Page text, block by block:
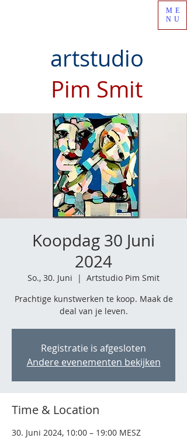
artstudio
Pim Smit
ME
NU
Koopdag 30 Juni
2024
So., 30. Juni
  |
Artstudio Pim Smit
Prachtige kunstwerken te koop. Maak de
deal van je leven.
Registratie is afgesloten
Andere evenementen bekijken
Time & Location
30. Juni 2024, 10:00 – 19:00 MESZ